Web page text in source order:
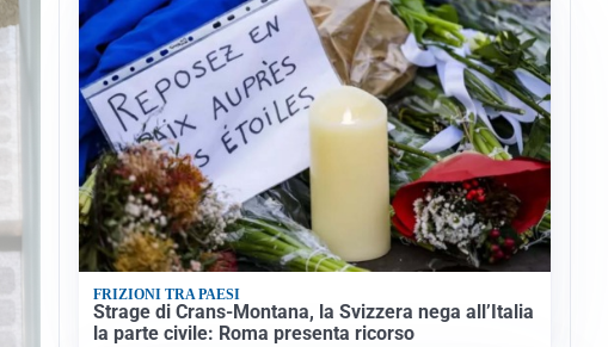
FRIZIONI TRA PAESI
Strage di Crans-Montana, la Svizzera nega all’Italia
la parte civile: Roma presenta ricorso